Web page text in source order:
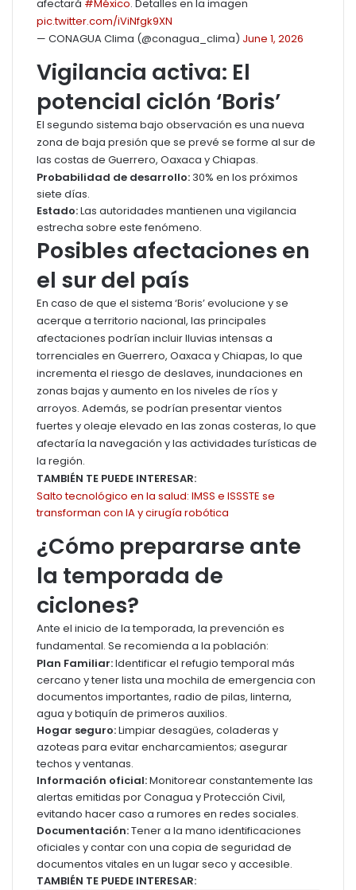
afectará #México. Detalles en la imagen
pic.twitter.com/iViNfgk9XN
— CONAGUA Clima (@conagua_clima) June 1, 2026
Vigilancia activa: El
potencial ciclón ‘Boris’
El segundo sistema bajo observación es una nueva
zona de baja presión que se prevé se forme al sur de
las costas de Guerrero, Oaxaca y Chiapas.
Probabilidad de desarrollo: 30% en los próximos
siete días.
Estado:Las autoridades mantienen una vigilancia
estrecha sobre este fenómeno.
Posibles afectaciones en
el sur del país
En caso de que el sistema ‘Boris’ evolucione y se
acerque a territorio nacional, las principales
afectaciones podrían incluir lluvias intensas a
torrenciales en Guerrero, Oaxaca y Chiapas, lo que
incrementa el riesgo de deslaves, inundaciones en
zonas bajas y aumento en los niveles de ríos y
arroyos. Además, se podrían presentar vientos
fuertes y oleaje elevado en las zonas costeras, lo que
afectaría la navegación y las actividades turísticas de
la región.
TAMBIÉN TE PUEDE INTERESAR:
Salto tecnológico en la salud: IMSS e ISSSTE se
transforman con IA y cirugía robótica
¿Cómo prepararse ante
la temporada de
ciclones?
Ante el inicio de la temporada, la prevención es
fundamental. Se recomienda a la población:
Plan Familiar:Identificar el refugio temporal más
cercano y tener lista una mochila de emergencia con
documentos importantes, radio de pilas, linterna,
agua y botiquín de primeros auxilios.
Hogar seguro:Limpiar desagües, coladeras y
azoteas para evitar encharcamientos; asegurar
techos y ventanas.
Información oficial:Monitorear constantemente las
alertas emitidas por Conagua y Protección Civil,
evitando hacer caso a rumores en redes sociales.
Documentación:Tener a la mano identificaciones
oficiales y contar con una copia de seguridad de
documentos vitales en un lugar seco y accesible.
TAMBIÉN TE PUEDE INTERESAR: